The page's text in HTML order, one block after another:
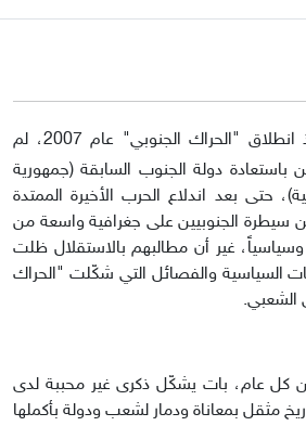
مدى سنوات منذ انطلاق "الحراك الجنوبي" عام 2007، لم
باستعادة دولة الجنوب السابقة (جمهورية
حتى بعد اندلاع الحرب الأخيرة الممتدة
من سيطرة الجنوبيين على جغرافية واسعة من
وسياسياً، غير أن مطالبهم بالاستقلال ظلت
السياسية والفصائل التي شكّلت "الحراك
الشعبي.
أن 22 مايو من كل عام، بات يشكّل ذكرى غير محببة لدى
مثقل بمعاناة ودمار لشعب ودولة بأكملها